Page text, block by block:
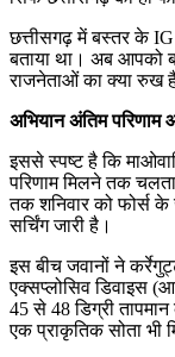
छत्तीसगढ़ में बस्तर के
बताया था। अब आपको
राजनेताओं का क्या रुख
अभियान अंतिम
इससे स्पष्ट है कि
परिणाम मिलने तक
तक शनिवार को फोर्स
सर्चिंग जारी है।
इस बीच जवानों ने
एक्सप्लोसिव डिवाइस
45 से 48 डिग्री
एक प्राकृतिक सोता भी